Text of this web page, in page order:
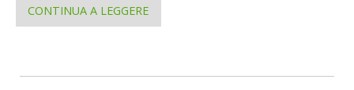
CONTINUA A LEGGERE